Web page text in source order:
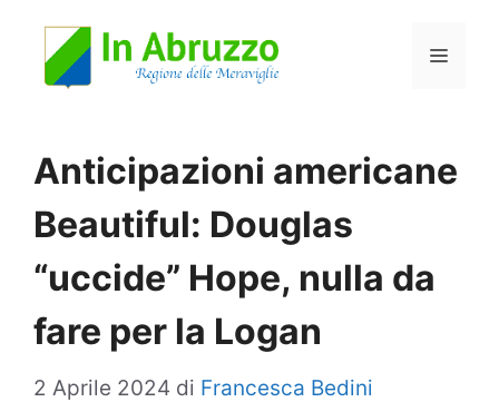
Menu
Anticipazioni americane
Beautiful: Douglas
“uccide” Hope, nulla da
fare per la Logan
2 Aprile 2024 di Francesca Bedini